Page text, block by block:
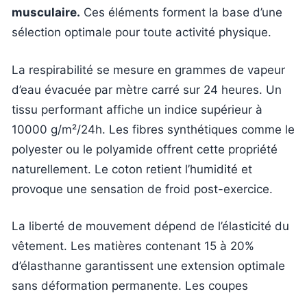
musculaire. Ces éléments forment la base d’une
sélection optimale pour toute activité physique.
La respirabilité se mesure en grammes de vapeur
d’eau évacuée par mètre carré sur 24 heures. Un
tissu performant affiche un indice supérieur à
10000 g/m²/24h. Les fibres synthétiques comme le
polyester ou le polyamide offrent cette propriété
naturellement. Le coton retient l’humidité et
provoque une sensation de froid post-exercice.
La liberté de mouvement dépend de l’élasticité du
vêtement. Les matières contenant 15 à 20%
d’élasthanne garantissent une extension optimale
sans déformation permanente. Les coupes